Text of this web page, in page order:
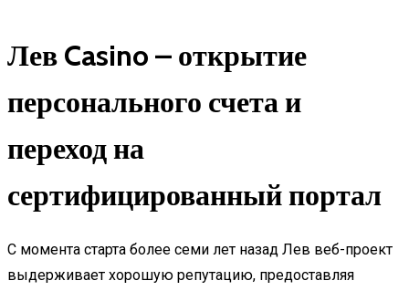
Лев Casino – открытие
персонального счета и
переход на
сертифицированный портал
С момента старта более семи лет назад Лев веб-проект
выдерживает хорошую репутацию, предоставляя